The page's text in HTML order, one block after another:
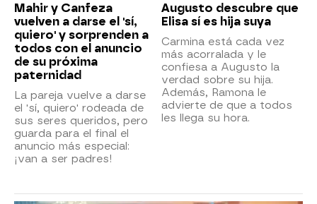
Mahir y Canfeza
vuelven a darse el 'sí,
quiero' y sorprenden a
todos con el anuncio
de su próxima
paternidad
La pareja vuelve a darse
el 'sí, quiero' rodeada de
sus seres queridos, pero
guarda para el final el
anuncio más especial:
¡van a ser padres!
Augusto descubre que
Elisa sí es hija suya
Carmina está cada vez
más acorralada y le
confiesa a Augusto la
verdad sobre su hija.
Además, Ramona le
advierte de que a todos
les llega su hora.